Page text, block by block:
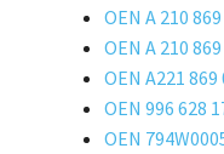
OEN A 210
OEN A 210
OEN A221
OEN 996 628
OEN